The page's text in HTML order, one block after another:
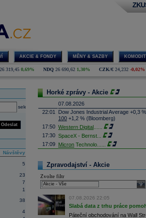
AKCIE & FONDY MĚNY & SAZBY
26 319,45 0,69% NDQ 26 690,62 1,30% CZK/€ 24,232 -0,02%
select
Odeslat
Návštěvy
5
23
7
1
38
4
Horké zprávy - Akcie
07.08.2026
22:01
Dow Jones Industrial Average +0,3
100 +1,2 % (Bloomberg)
17:50 Western Digital
17:30 SpaceX - Bernst
17:09 Micron Technolo
16:26
Objem obchodů s akciemi na
obchodů za poslední rok je 0,665
16:23 Zvýšení výroby balistických střel
nějakou dobu potrvá. Agentuře
Armin Papperger. Společná výroba
doplnit arzenál Spojeným státům,
(ČTK)
16:07 Conocophillips
Zpravodajství - Akcie
Zvolte filtr
07.08.2026 22:05
Slabá data z trhu práce
Páteční obchodování na Wall